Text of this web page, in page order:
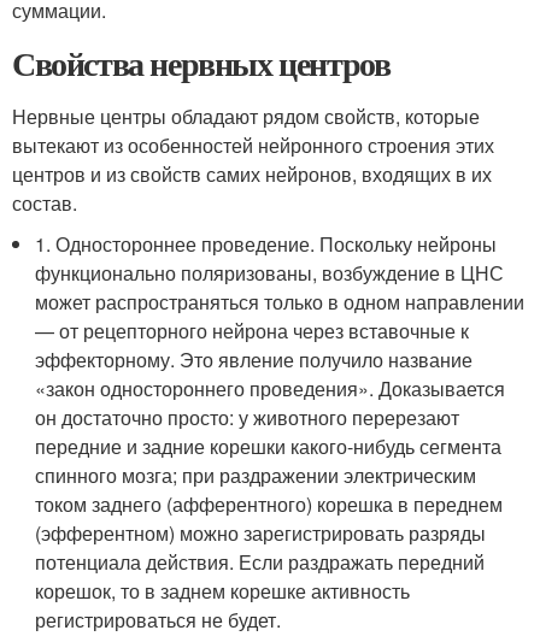
суммации.
Свойства нервных центров
Нервные центры обладают рядом свойств, которые
вытекают из особенностей нейронного строения этих
центров и из свойств самих нейронов, входящих в их
состав.
1. Одностороннее проведение. Поскольку нейроны
функционально поляризованы, возбуждение в ЦНС
может распространяться только в одном направлении
— от рецепторного нейрона через вставочные к
эффекторному. Это явление получило название
«закон одностороннего проведения». Доказывается
он достаточно просто: у животного перерезают
передние и задние корешки какого-нибудь сегмента
спинного мозга; при раздражении электрическим
током заднего (афферентного) корешка в переднем
(эфферентном) можно зарегистрировать разряды
потенциала действия. Если раздражать передний
корешок, то в заднем корешке активность
регистрироваться не будет.